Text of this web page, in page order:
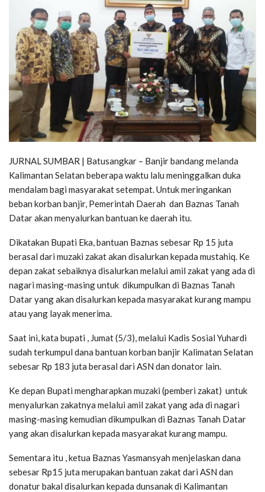
JURNAL SUMBAR | Batusangkar – Banjir bandang melanda
Kalimantan Selatan beberapa waktu lalu meninggalkan duka
mendalam bagi masyarakat setempat. Untuk meringankan
beban korban banjir, Pemerintah Daerah dan Baznas Tanah
Datar akan menyalurkan bantuan ke daerah itu.
Dikatakan Bupati Eka, bantuan Baznas sebesar Rp 15 juta
berasal dari muzaki zakat akan disalurkan kepada mustahiq. Ke
depan zakat sebaiknya disalurkan melalui amil zakat yang ada di
nagari masing-masing untuk dikumpulkan di Baznas Tanah
Datar yang akan disalurkan kepada masyarakat kurang mampu
atau yang layak menerima.
Saat ini, kata bupati , Jumat (5/3), melalui Kadis Sosial Yuhardi
sudah terkumpul dana bantuan korban banjir Kalimatan Selatan
sebesar Rp 183 juta berasal dari ASN dan donator lain.
Ke depan Bupati mengharapkan muzaki (pemberi zakat) untuk
menyalurkan zakatnya melalui amil zakat yang ada di nagari
masing-masing kemudian dikumpulkan di Baznas Tanah Datar
yang akan disalurkan kepada masyarakat kurang mampu.
Sementara itu , ketua Baznas Yasmansyah menjelaskan dana
sebesar Rp15 juta merupakan bantuan zakat dari ASN dan
donatur bakal disalurkan kepada dunsanak di Kalimantan